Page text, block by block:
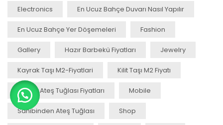
Electronics En Ucuz Bahçe Duvarı Nasıl Yapılır
En Ucuz Bahçe Yer Döşemeleri Fashion
Gallery Hazır Barbekü Fiyatları Jewelry
Kayrak Taşı M2-Fiyatlari Kilit Taşı M2 Fiyatı
Kırmızı Ateş Tuğlası Fiyatları Mobile
Sahibinden Ateş Tuğlası Shop